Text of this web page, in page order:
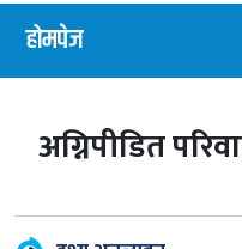
होमपेज
अग्निपीडित